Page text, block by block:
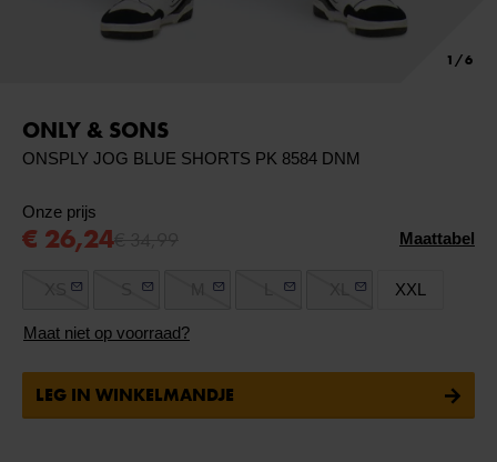
ONLY & SONS
ONSPLY JOG BLUE SHORTS PK 8584 DNM
Onze prijs
€ 26,24
XXL
Maat niet op voorraad?
Maattabel
LEG IN WINKELMANDJE